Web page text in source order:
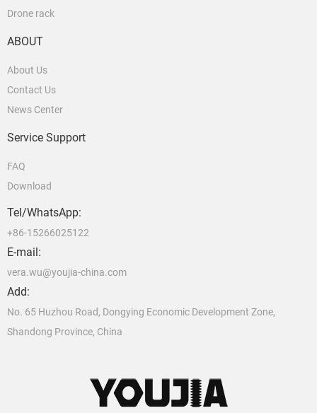
Drone rack
ABOUT
About Us
Contact Us
News Center
Service Support
FAQ
Download
Tel/WhatsApp:
+86-15266025122
E-mail:
vera.wu@youjia-china.com
Add:
No. 65 Huzhou Road, Dongying Economic Development Zone,
Shandong Province, China